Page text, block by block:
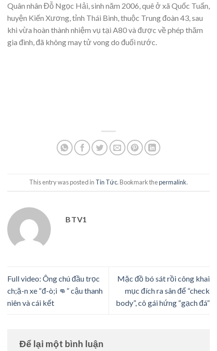
Quân nhân Đỗ Ngọc Hải, sinh năm 2006, quê ở xã Quốc Tuấn,
huyện Kiến Xương, tỉnh Thái Bình, thuộc Trung đoàn 43, sau
khi vừa hoàn thành nhiệm vụ tại A80 và được về phép thăm
gia đình, đã không may tử vong do đuối nước.
This entry was posted in Tin Tức. Bookmark thepermalink.
BTV1
Full video: Ông chú đầu trọc
ch;ặ-n xe “đ-ò;i 👊” cậu thanh
niên và cái kết
Mặc đồ bó sát rồi công khai
mục đích ra sân để “check
body”, cô gái hứng “gạch đá”
Để lại một bình luận